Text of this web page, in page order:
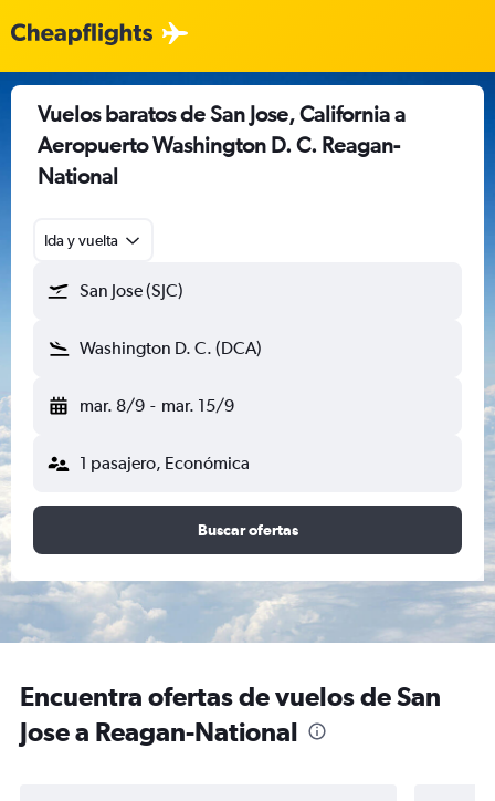
Vuelos baratos de San Jose, California a
Aeropuerto Washington D. C. Reagan-
National
Ida y vuelta
San Jose (SJC)
Washington D. C. (DCA)
mar. 8/9 - mar. 15/9
1 pasajero, Económica
Buscar ofertas
Encuentra ofertas de vuelos de San
Jose a Reagan-National